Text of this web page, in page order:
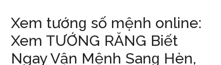
Xem tướnɡ ѕố mệnh online:
Xem TƯỚNG RĂNG Biết
Ngay Vận Mệnh Sanɡ Hèn,